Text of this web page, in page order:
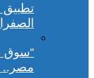
“سوق
مصر..